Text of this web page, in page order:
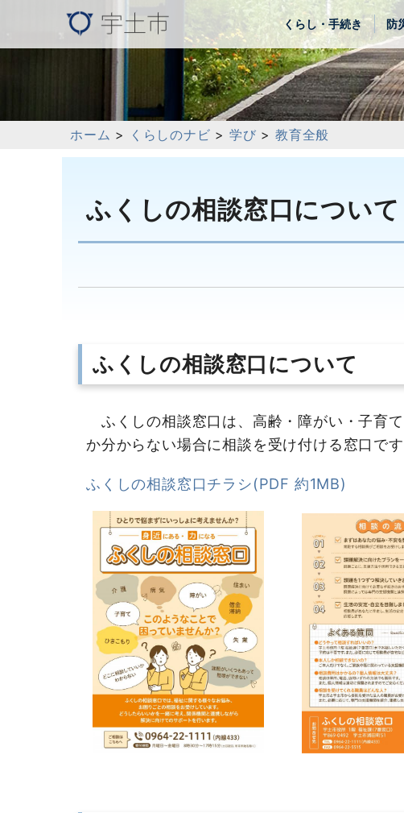
くらし・手続き 防
ホーム > くらしのナビ >学び >教育全般
ふくしの相談窓口について
ふくしの相談窓口について
ふくしの相談窓口は、高齢・障がい・子育
か分からない場合に相談を受け付ける窓口です
ふくしの相談窓口チラシ(PDF 約1MB)